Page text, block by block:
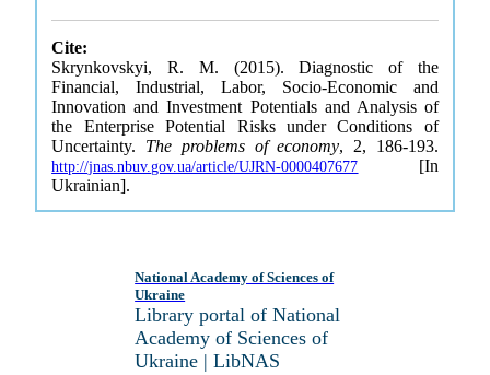
Cite:
Skrynkovskyi, R. M. (2015). Diagnostic of the
Financial, Industrial, Labor, Socio-Economic and
Innovation and Investment Potentials and Analysis of
the Enterprise Potential Risks under Conditions of
Uncertainty. The problems of economy, 2, 186-193.
http://jnas.nbuv.gov.ua/article/UJRN-0000407677 [In
Ukrainian].
National Academy of Sciences of
Ukraine
Library portal of National
Academy of Sciences of
Ukraine | LibNAS